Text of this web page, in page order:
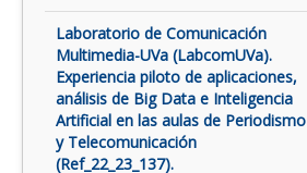
Laboratorio de Comunicación
Multimedia-UVa (LabcomUVa).
Experiencia piloto de aplicaciones,
análisis de Big Data e Inteligencia
Artificial en las aulas de Periodismo
y Telecomunicación
(Ref_22_23_137).